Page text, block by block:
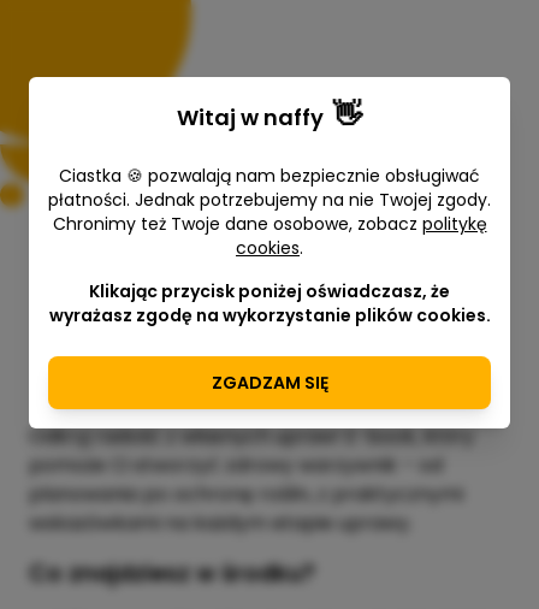
Uprawiam warzywa
Małgorzata Chrabąszcz
Odkryj radość z własnych upraw! E-book, który
pomoże Ci stworzyć zdrowy warzywnik – od
planowania po ochronę roślin, z praktycznymi
wskazówkami na każdym etapie uprawy.
Co znajdziesz w środku?
Witaj w naffy 👋
Ciastka 🍪 pozwalają nam bezpiecznie obsługiwać
płatności. Jednak potrzebujemy na nie Twojej zgody.
Chronimy też Twoje dane osobowe, zobacz politykę
cookies.
Klikając przycisk poniżej oświadczasz, że
wyrażasz zgodę na wykorzystanie plików cookies.
ZGADZAM SIĘ